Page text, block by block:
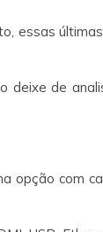
essas
deixe de
opção com